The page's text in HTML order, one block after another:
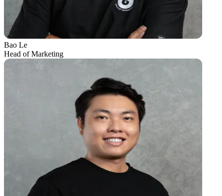
Bao Le
Head of Marketing